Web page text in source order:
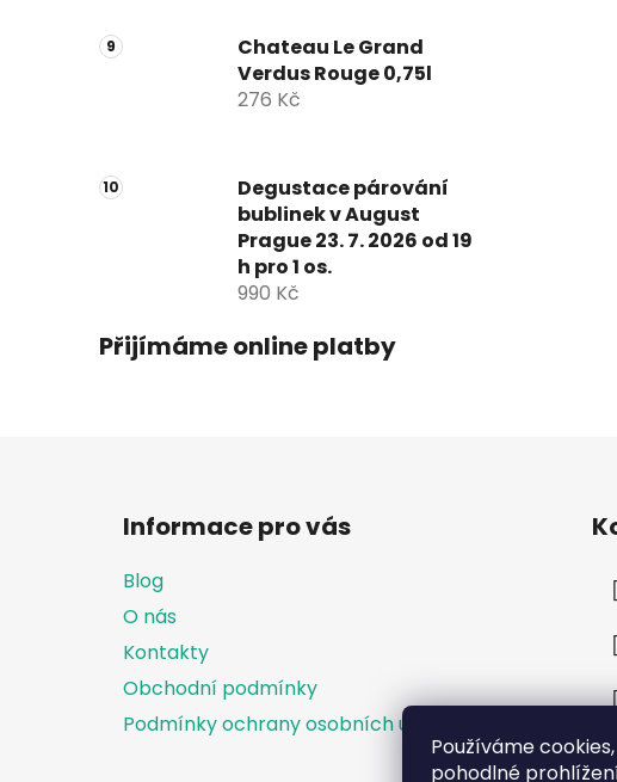
Používáme
pohodlné
Chateau Le Grand
Verdus Rouge 0,75l
276 Kč
Degustace párování
bublinek v August
Prague 23. 7. 2026 od 19
h pro 1 os.
990 Kč
Přijímáme online platby
Informace pro vás
Blog
O nás
Kontakty
Obchodní podmínky
Podmínky ochrany osobních údajů